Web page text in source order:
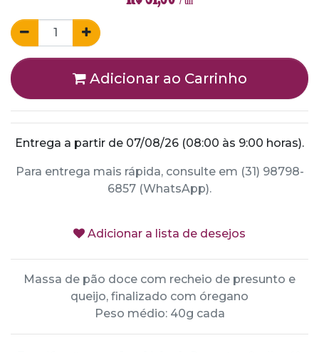
Adicionar ao Carrinho
Entrega a partir de 07/08/26 (08:00 às 9:00 horas).
Para entrega mais rápida, consulte em (31) 98798-
6857 (WhatsApp).
Adicionar a lista de desejos
Massa de pão doce com recheio de presunto e
queijo, finalizado com óregano
Peso médio: 40g cada